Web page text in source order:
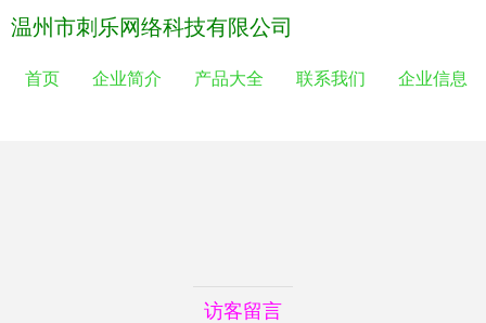
温州市刺乐网络科技有限公司
首页 企业简介 产品大全 联系我们 企业信息
访客留言